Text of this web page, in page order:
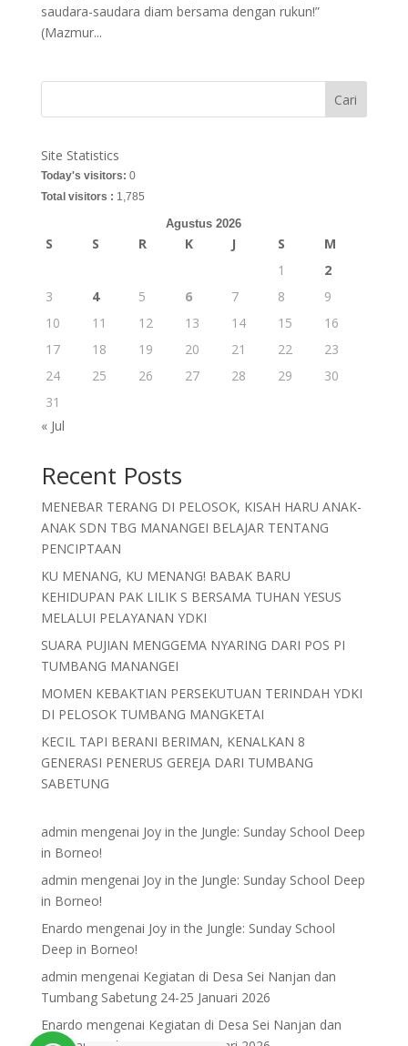
saudara-saudara diam bersama dengan rukun!”
(Mazmur...
Cari
Site Statistics
Today's visitors: 0
Total visitors : 1,785
Agustus 2026
S S R K J S
M
1
2
3
4 5 6 7 8
9
10
11 12 13 14 15
16
17
18 19 20 21 22
23
24
25 26 27 28 29
30
31
« Jul
Recent Posts
MENEBAR TERANG DI PELOSOK, KISAH HARU ANAK-
ANAK SDN TBG MANANGEI BELAJAR TENTANG
PENCIPTAAN
KU MENANG, KU MENANG! BABAK BARU
KEHIDUPAN PAK LILIK S BERSAMA TUHAN YESUS
MELALUI PELAYANAN YDKI
SUARA PUJIAN MENGGEMA NYARING DARI POS PI
TUMBANG MANANGEI
MOMEN KEBAKTIAN PERSEKUTUAN TERINDAH YDKI
DI PELOSOK TUMBANG MANGKETAI
KECIL TAPI BERANI BERIMAN, KENALKAN 8
GENERASI PENERUS GEREJA DARI TUMBANG
SABETUNG
admin mengenai Joy in the Jungle: Sunday School Deep
in Borneo!
admin mengenai Joy in the Jungle: Sunday School Deep
in Borneo!
Enardo mengenai Joy in the Jungle: Sunday School
Deep in Borneo!
admin mengenai Kegiatan di Desa Sei Nanjan dan
Tumbang Sabetung 24-25 Januari 2026
Enardo mengenai Kegiatan di Desa Sei Nanjan dan